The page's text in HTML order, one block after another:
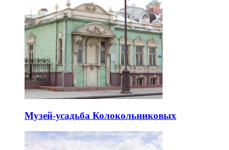
Музей-усадьба Колокольниковых